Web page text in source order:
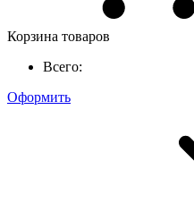
Корзина товаров
Всего:
Оформить